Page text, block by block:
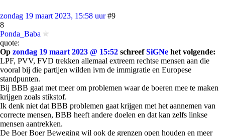
zondag 19 maart 2023, 15:58 uur #9
8
Ponda_Baba
quote:
Op zondag 19 maart 2023 @ 15:52 schreefSiGNe het volgende:
LPF, PVV, FVD trekken allemaal extreem rechtse mensen aan die
vooral bij die partijen wilden ivm de immigratie en Europese
standpunten.
Bij BBB gaat met meer om problemen waar de boeren mee te maken
krijgen zoals stikstof.
Ik denk niet dat BBB problemen gaat krijgen met het aannemen van
correcte mensen, BBB heeft andere doelen en dat kan zelfs linkse
mensen aantrekken.
De Boer Boer Beweging wil ook de grenzen open houden en meer